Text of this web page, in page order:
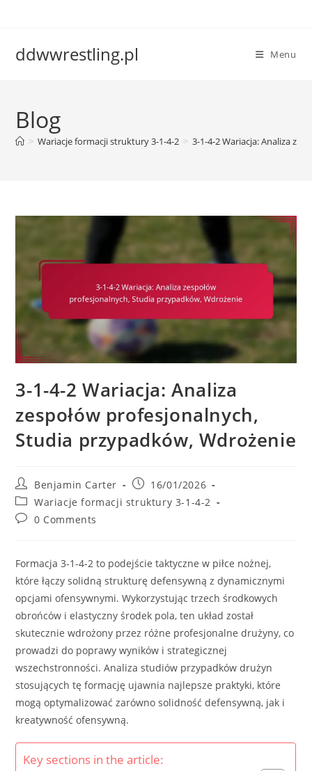
ddwwrestling.pl Menu
Blog
> Wariacje formacji struktury 3-1-4-2 > 3-1-4-2 Wariacja: Analiza
3-1-4-2 Wariacja: Analiza
zespołów profesjonalnych,
Studia przypadków, Wdrożenie
Post
author:
Benjamin Carter
Post
published:
16/01/2026
Post
category:
Wariacje formacji struktury 3-1-4-2
Post0 Comments
Formacja 3-1-4-2 to podejście taktyczne w piłce nożnej,
które łączy solidną strukturę defensywną z dynamicznymi
opcjami ofensywnymi. Wykorzystując trzech środkowych
obrońców i elastyczny środek pola, ten układ został
skutecznie wdrożony przez różne profesjonalne drużyny, co
prowadzi do poprawy wyników i strategicznej
wszechstronności. Analiza studiów przypadków drużyn
stosujących tę formację ujawnia najlepsze praktyki, które
mogą optymalizować zarówno solidność defensywną, jak i
kreatywność ofensywną.
Key sections in the article: